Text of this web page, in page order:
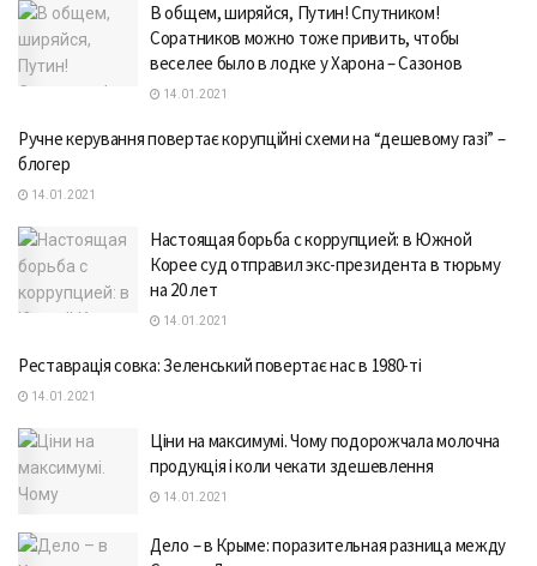
В общем, ширяйся, Путин! Спутником!
Соратников можно тоже привить, чтобы
веселее было в лодке у Харона – Сазонов
14.01.2021
Ручне керування повертає корупційні схеми на “дешевому газі” –
блогер
14.01.2021
Настоящая борьба с коррупцией: в Южной
Корее суд отправил экс-президента в тюрьму
на 20 лет
14.01.2021
Реставрація совка: Зеленський повертає нас в 1980-ті
14.01.2021
Ціни на максимумі. Чому подорожчала молочна
продукція і коли чекати здешевлення
14.01.2021
Дело – в Крыме: поразительная разница между